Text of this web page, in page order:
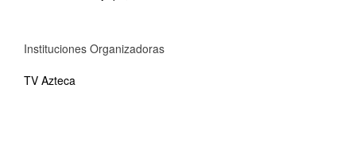
Instituciones Organizadoras
TV Azteca